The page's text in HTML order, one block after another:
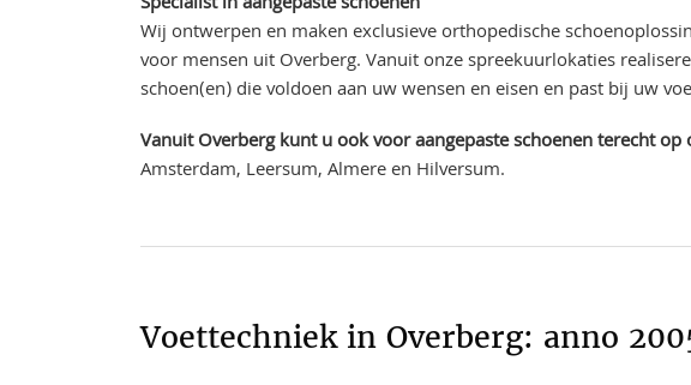
Wij ontwerpen en maken exclusieve orthopedische
voor mensen uit Overberg. Vanuit onze spreekuurlokaties
schoen(en) die voldoen aan uw wensen en eisen en past bij uw
Vanuit Overberg kunt u ook voor aangepaste schoenen terecht
Amsterdam, Leersum, Almere en Hilversum.
Voettechniek in Overberg: anno